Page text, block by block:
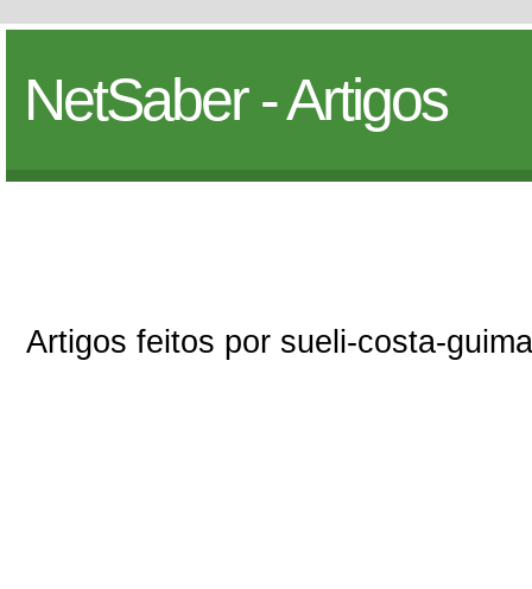
NetSaber - Artigos
Artigos feitos por sueli-costa-